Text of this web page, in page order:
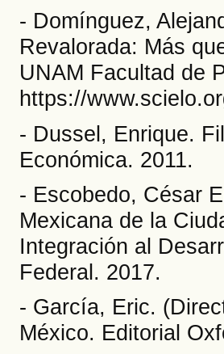
- Domínguez,
Revalorada: Más
UNAM Facultad de
https://
- Dussel, Enrique.
Económica. 2011.
- Escobedo, César
Mexicana de la
Integración al
Federal. 2017.
- García, Eric.
México. Editorial